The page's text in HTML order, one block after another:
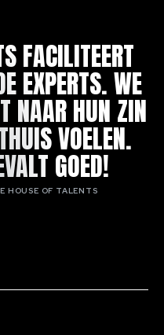
FACILITEERT
EXPERTS. WE
NAAR HUN ZIN
VOELEN.
GOED!
HOUSE OF TALENTS
colofon